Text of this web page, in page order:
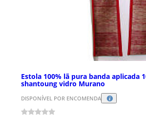
Estola 100% lã pura banda aplicada
shantoung vidro Murano
DISPONÍVEL POR ENCOMENDA